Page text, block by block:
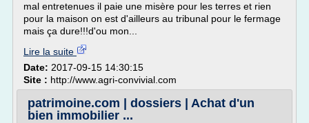
mal entretenues il paie une misère pour les terres et rien
pour la maison on est d'ailleurs au tribunal pour le fermage
mais ça dure!!!d'ou mon...
Lire la suite
Date: 2017-09-15 14:30:15
Site : http://www.agri-convivial.com
patrimoine.com | dossiers | Achat d'un
bien immobilier ...